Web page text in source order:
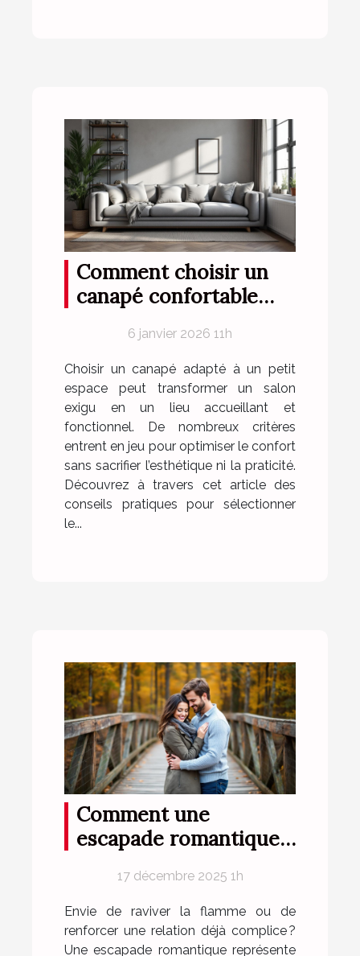
Comment choisir un
canapé confortable
6 janvier 2026 11h
Choisir un canapé adapté à un petit
espace peut transformer un salon
exigu en un lieu accueillant et
fonctionnel. De nombreux critères
entrent en jeu pour optimiser le confort
sans sacrifier l’esthétique ni la praticité.
Découvrez à travers cet article des
conseils pratiques pour sélectionner
le...
Comment une
escapade romantique
complicité?
17 décembre 2025 1h
Envie de raviver la flamme ou de
renforcer une relation déjà complice ?
Une escapade romantique représente